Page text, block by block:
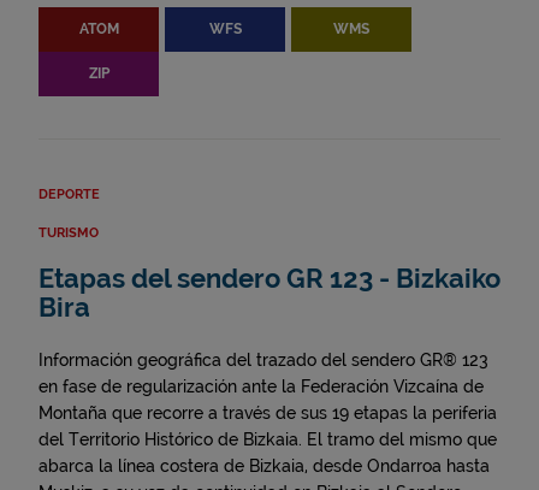
ATOM WFS WMS
ZIP
DEPORTE
TURISMO
Etapas del sendero GR 123 - Bizkaiko
Bira
Información geográfica del trazado del sendero GR® 123
en fase de regularización ante la Federación Vizcaína de
Montaña que recorre a través de sus 19 etapas la periferia
del Territorio Histórico de Bizkaia. El tramo del mismo que
abarca la línea costera de Bizkaia, desde Ondarroa hasta